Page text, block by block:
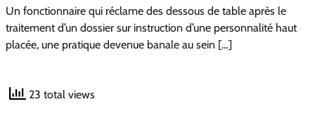
Un fonctionnaire qui réclame des dessous de table après le
traitement d’un dossier sur instruction d’une personnalité haut
placée, une pratique devenue banale au sein […]
23 total views